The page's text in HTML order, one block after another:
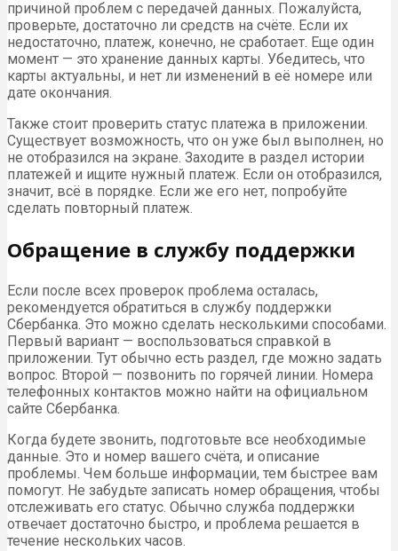
причиной проблем с передачей данных. Пожалуйста,
проверьте, достаточно ли средств на счёте. Если их
недостаточно, платеж, конечно, не сработает. Еще один
момент — это хранение данных карты. Убедитесь, что
карты актуальны, и нет ли изменений в её номере или
дате окончания.
Также стоит проверить статус платежа в приложении.
Существует возможность, что он уже был выполнен, но
не отобразился на экране. Заходите в раздел истории
платежей и ищите нужный платеж. Если он отобразился,
значит, всё в порядке. Если же его нет, попробуйте
сделать повторный платеж.
Обращение в службу поддержки
Если после всех проверок проблема осталась,
рекомендуется обратиться в службу поддержки
Сбербанка. Это можно сделать несколькими способами.
Первый вариант — воспользоваться справкой в
приложении. Тут обычно есть раздел, где можно задать
вопрос. Второй — позвонить по горячей линии. Номера
телефонных контактов можно найти на официальном
сайте Сбербанка.
Когда будете звонить, подготовьте все необходимые
данные. Это и номер вашего счёта, и описание
проблемы. Чем больше информации, тем быстрее вам
помогут. Не забудьте записать номер обращения, чтобы
отслеживать его статус. Обычно служба поддержки
отвечает достаточно быстро, и проблема решается в
течение нескольких часов.